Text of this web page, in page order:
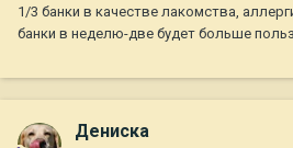
1/3 банки в качестве лакомства,
банки в неделю-две будет больше
Дениска